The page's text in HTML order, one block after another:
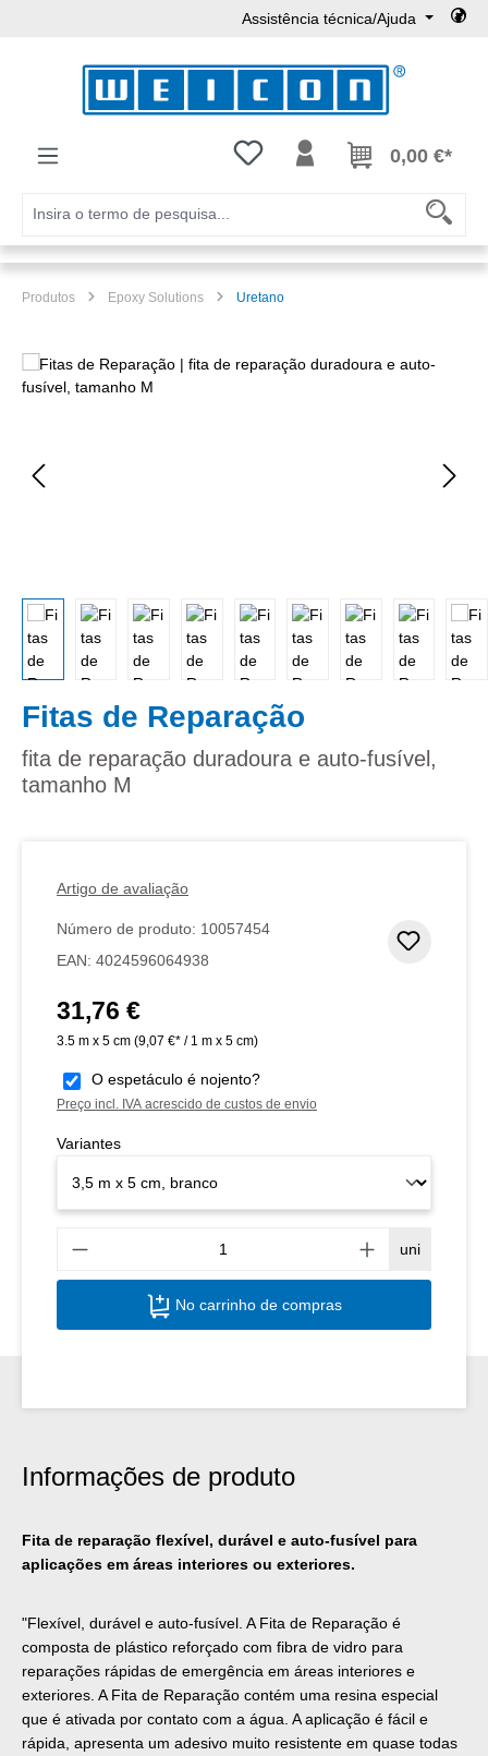
Assistência técnica/Ajuda
Tem 0 itens da lista de desejos
0,00 €*
Produtos Epoxy Solutions Uretano
Ignorar galeria de imagens
Fitas de Reparação
fita de reparação duradoura e auto-fusível,
tamanho M
Artigo de avaliação
Número de produto: 10057454
EAN: 4024596064938
Preço normal:
31,76 €
3.5 m x 5 cm (9,07 €* / 1 m x 5 cm)
O espetáculo é nojento?
Preço incl. IVA acrescido de custos de envio
Variantes
uni
No carrinho de compras
Informações de produto
Fita de reparação flexível, durável e auto-fusível para
aplicações em áreas interiores ou exteriores.
"Flexível, durável e auto-fusível. A Fita de Reparação é
composta de plástico reforçado com fibra de vidro para
reparações rápidas de emergência em áreas interiores e
exteriores. A Fita de Reparação contém uma resina especial
que é ativada por contato com a água. A aplicação é fácil e
rápida, apresenta um adesivo muito resistente em quase todas